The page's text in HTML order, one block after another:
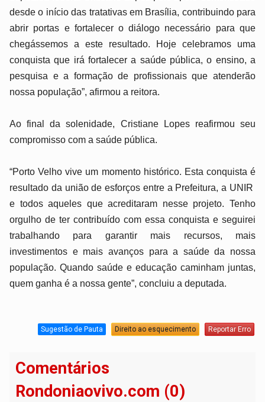
desde o início das tratativas em Brasília, contribuindo para
abrir portas e fortalecer o diálogo necessário para que
chegássemos a este resultado. Hoje celebramos uma
conquista que irá fortalecer a saúde pública, o ensino, a
pesquisa e a formação de profissionais que atenderão
nossa população”, afirmou a reitora.
Ao final da solenidade, Cristiane Lopes reafirmou seu
compromisso com a saúde pública.
“Porto Velho vive um momento histórico. Esta conquista é
resultado da união de esforços entre a Prefeitura, a UNIR
e todos aqueles que acreditaram nesse projeto. Tenho
orgulho de ter contribuído com essa conquista e seguirei
trabalhando para garantir mais recursos, mais
investimentos e mais avanços para a saúde da nossa
população. Quando saúde e educação caminham juntas,
quem ganha é a nossa gente”, concluiu a deputada.
Sugestão de Pauta Direito ao esquecimento Reportar Erro
Comentários
Rondoniaovivo.com (0)